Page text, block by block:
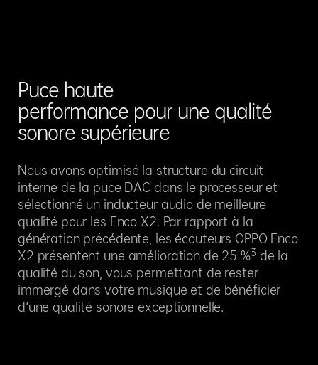
Puce haute
performance pourune qualité
sonore supérieure
Nous avons optimisé la structure du circuit
interne de la puce DAC dans le processeur et
sélectionné un inducteur audio de meilleure
qualité pour les Enco X2. Par rapport à la
génération précédente, les écouteurs OPPO Enco
X2 présentent une amélioration de 25 %3 de la
qualité du son, vous permettant de rester
immergé dans votre musique et de bénéficier
d'une qualité sonore exceptionnelle.